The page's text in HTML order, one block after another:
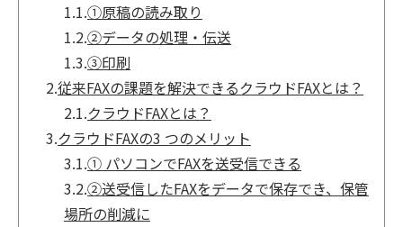
1.1.①原稿の読み取り
1.2.②データの処理・伝送
1.3.③印刷
2.従来FAXの課題を解決できるクラウドFAXとは？
2.1.クラウドFAXとは？
3.クラウドFAXの3 つのメリット
3.1.① パソコンでFAXを送受信できる
3.2.②送受信したFAXをデータで保存でき、保管
場所の削減に